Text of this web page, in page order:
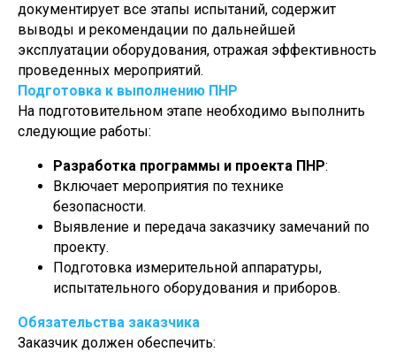
документирует все этапы испытаний, содержит
выводы и рекомендации по дальнейшей
эксплуатации оборудования, отражая эффективность
проведенных мероприятий.
Подготовка к выполнению ПНР
На подготовительном этапе необходимо выполнить
следующие работы:
Разработка программы и проекта ПНР:
Включает мероприятия по технике
безопасности.
Выявление и передача заказчику замечаний по
проекту.
Подготовка измерительной аппаратуры,
испытательного оборудования и приборов.
Обязательства заказчика
Заказчик должен обеспечить: